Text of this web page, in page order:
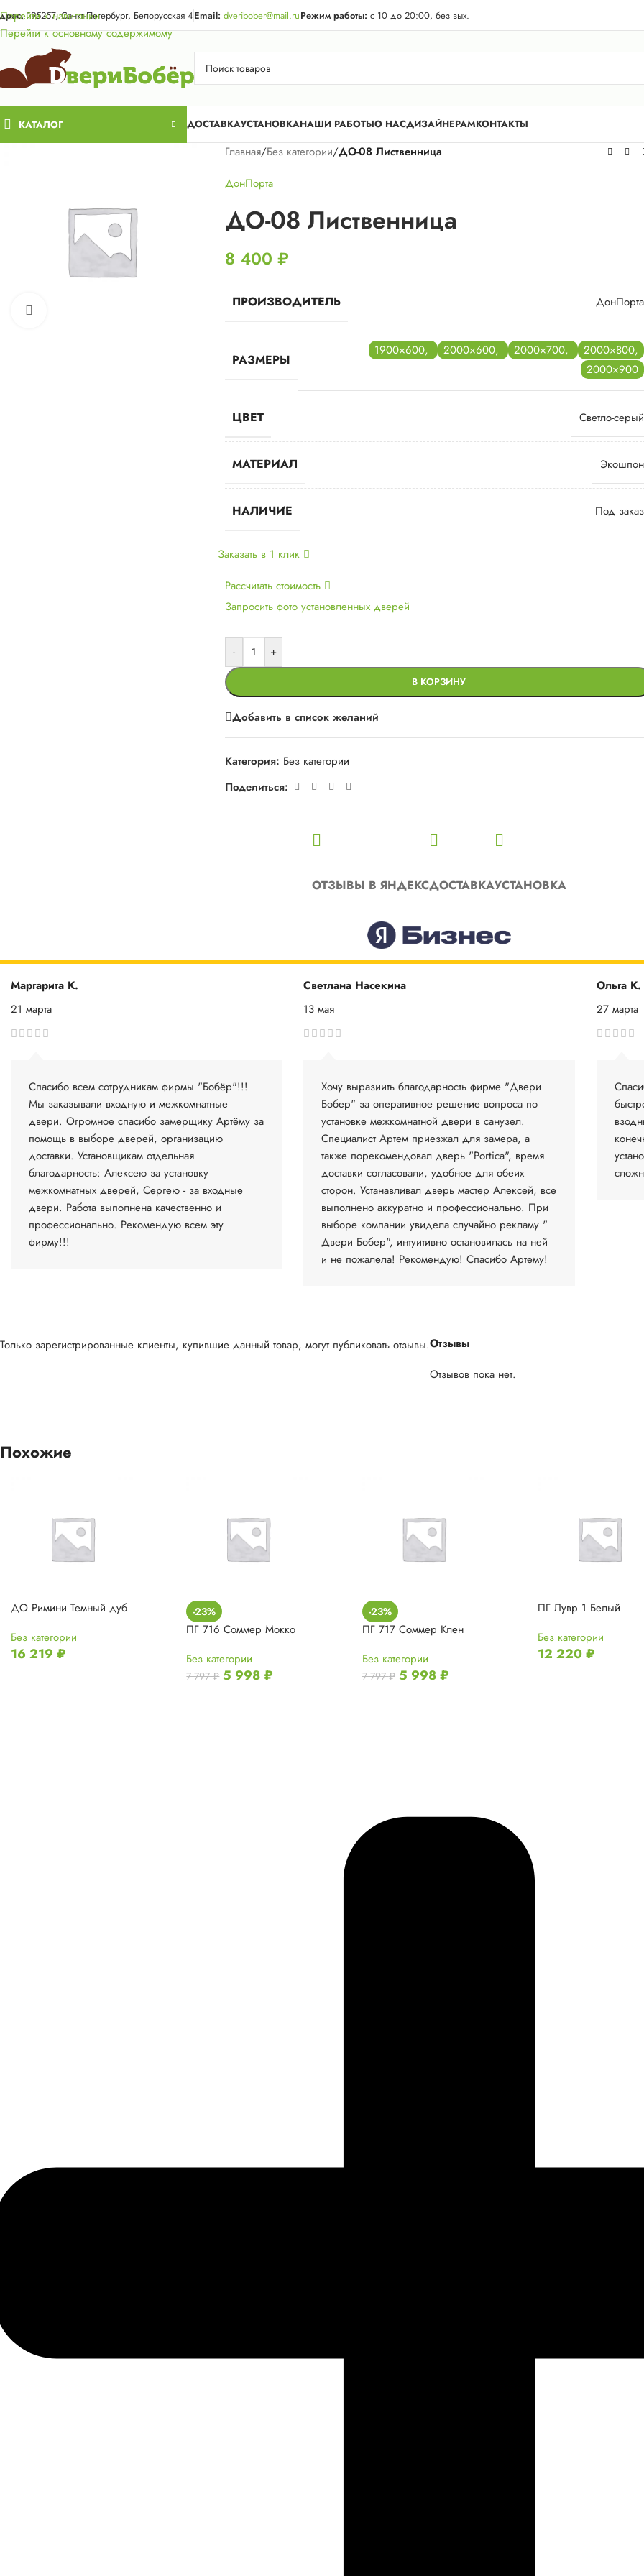
Перейти к навигации
Перейти к основному содержимому
Акция для жителей Лен. области! Бесплатная доставка в 50 км. от КАД.
195257, Санкт-Петербург, Белорусская 4Email: dveribober@mail.ruРежим работы: с 10 до 20:00, без вых.
КАТАЛОГ ДОСТАВКАУСТАНОВКАНАШИ РАБОТЫО НАСДИЗАЙНЕРАМКОНТАКТЫ
Главная/Без категории/ДО-08 Лиственница
ДонПорта
ДО-08 Лиственница
8 400 ₽
ПРОИЗВОДИТЕЛЬ ДонПорта
РАЗМЕРЫ
1900×600, 2000×600, 2000×700, 2000×800,
2000×900
ЦВЕТ Светло-серый
МАТЕРИАЛ Экошпон
НАЛИЧИЕ Под заказ
Заказать в 1 клик
Рассчитать стоимость
Запросить фото установленных дверей
- +
В КОРЗИНУ
Добавить в список желаний
Категория: Без категории
Поделиться:
ОТЗЫВЫ В ЯНДЕКСДОСТАВКАУСТАНОВКА
Маргарита К.
21 марта
Спасибо всем сотрудникам фирмы "Бобёр"!!!
Мы заказывали входную и межкомнатные
двери. Огромное спасибо замерщику Артёму за
помощь в выборе дверей, организацию
доставки. Установщикам отдельная
благодарность: Алексею за установку
межкомнатных дверей, Сергею - за входные
двери. Работа выполнена качественно и
профессионально. Рекомендую всем эту
фирму!!!
Светлана Насекина
13 мая
Хочу выразиить благодарность фирме "Двери
Бобер" за оперативное решение вопроса по
установке межкомнатной двери в санузел.
Специалист Артем приезжал для замера, а
также порекомендовал дверь "Portica", время
доставки согласовали, удобное для обеих
сторон. Устанавливал дверь мастер Алексей, все
выполнено аккуратно и профессионально. При
выборе компании увидела случайно рекламу "
Двери Бобер", интуитивно остановилась на ней
и не пожалела! Рекомендую! Спасибо Артему!
Ольга К.
27 марта
Отзывы
Отзывов пока нет.
Только зарегистрированные клиенты, купившие данный товар, могут публиковать отзывы.
Похожие
ДО Римини Темный дуб
Без категории
16 219 ₽
-23%
ПГ 716 Соммер Мокко
Без категории
7 797₽ 5 998₽
-23%
ПГ 717 Соммер Клен
Без категории
7 797₽ 5 998₽
ПГ Лувр 1 Белый
Без категории
12 220₽